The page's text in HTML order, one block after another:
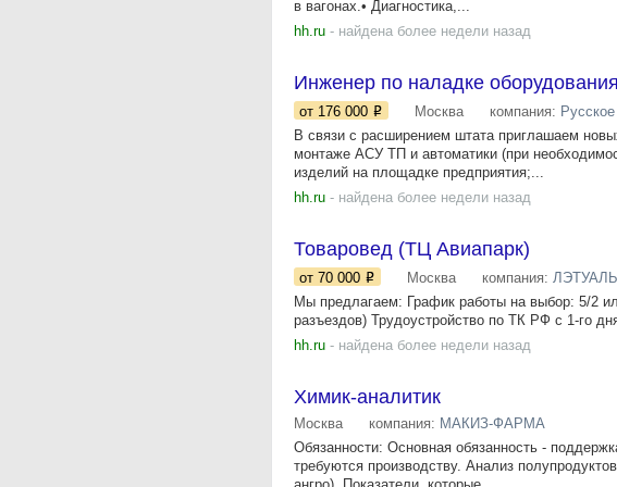
в вагонах.• Диагностика,...
hh.ru - найдена более недели назад
Инженер по наладке оборудования
от 176 000 Москва компания:
В связи с расширением штата приглашаем
монтаже АСУ ТП и автоматики (при
изделий на площадке предприятия;...
hh.ru - найдена более недели назад
Товаровед (ТЦ Авиапарк)
от 70 000 Москва компания: ЛЭТУАЛЬ
Мы предлагаем: График работы на выбор: 5/2
разъездов) Трудоустройство по ТК РФ с 1-
hh.ru - найдена более недели назад
Химик-аналитик
Москва компания: МАКИЗ-ФАРМА
Обязанности: Основная обязанность -
требуются производству. Анализ